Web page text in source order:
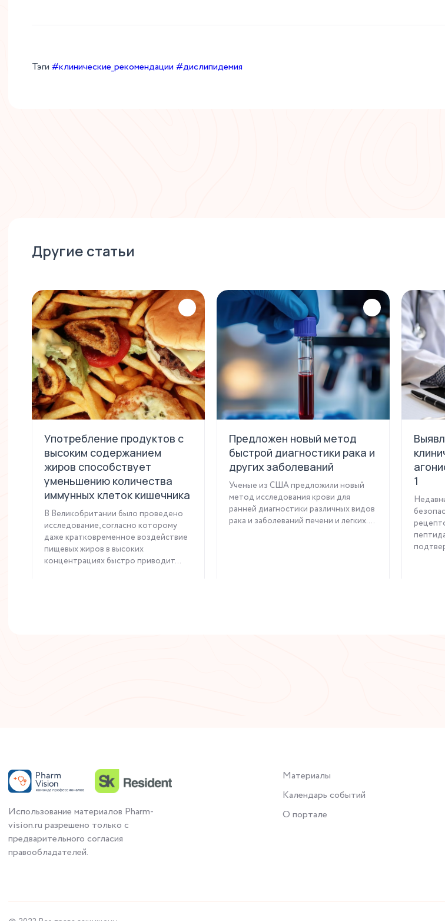
Тэги #клинические_рекомендации #дислипидемия
Другие статьи
Употребление продуктов с
высоким содержанием
жиров способствует
уменьшению количества
иммунных клеток кишечника
В Великобритании было проведено
исследование, согласно которому
даже кратковременное воздействие
пищевых жиров в высоких
концентрациях быстро приводит...
Предложен новый метод
быстрой диагностики рака и
других заболеваний
Ученые из США предложили новый
метод исследования крови для
ранней диагностики различных видов
рака и заболеваний печени и легких....
1
Использование материалов Pharm-
vision.ru разрешено только с
предварительного согласия
правообладателей.
Материалы
Календарь событий
О портале